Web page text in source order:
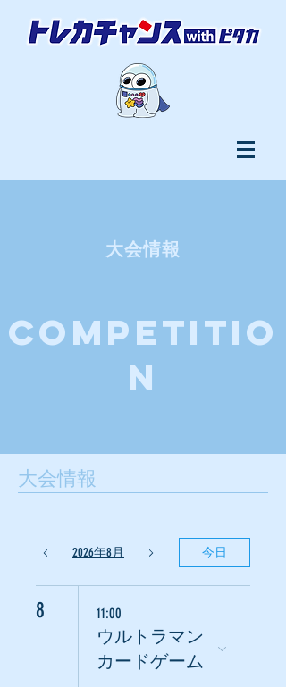
​大会情報
COMPETITIO
N
​大会情報
2026年8月 今日
8 11:00
ウルトラマン
カードゲーム